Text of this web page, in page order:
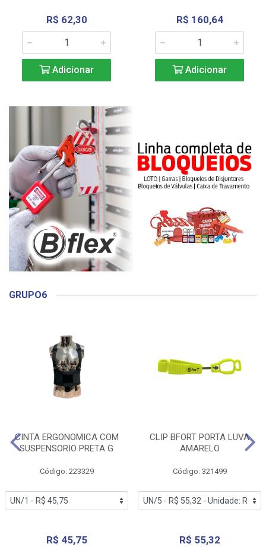
R$ 62,30
Adicionar
R$ 160,64
Adicionar
GRUPO6
CINTA ERGONOMICA COM
SUSPENSORIO PRETA G
Código: 223329
R$ 45,75
CLIP BFORT PORTA LUVA
AMARELO
Código: 321499
R$ 55,32